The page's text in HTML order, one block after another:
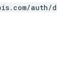
auth/d